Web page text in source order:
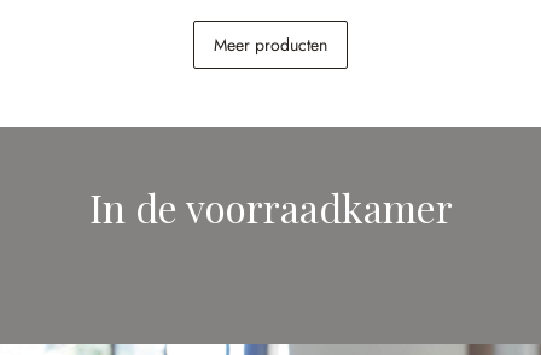
€ 26,95
Meer producten
In de voorraadkamer